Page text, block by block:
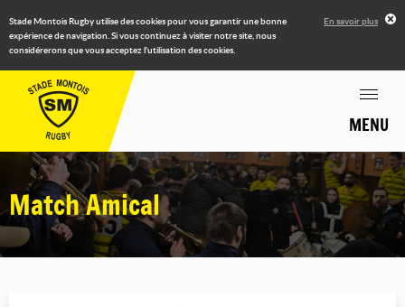
Stade Montois Rugby utilise des cookies pour vous garantir une bonne
expérience de navigation. Si vous continuez à visiter notre site, nous
considérerons que vous acceptez l'utilisation des cookies.
En savoir plus
MENU
Match Amical